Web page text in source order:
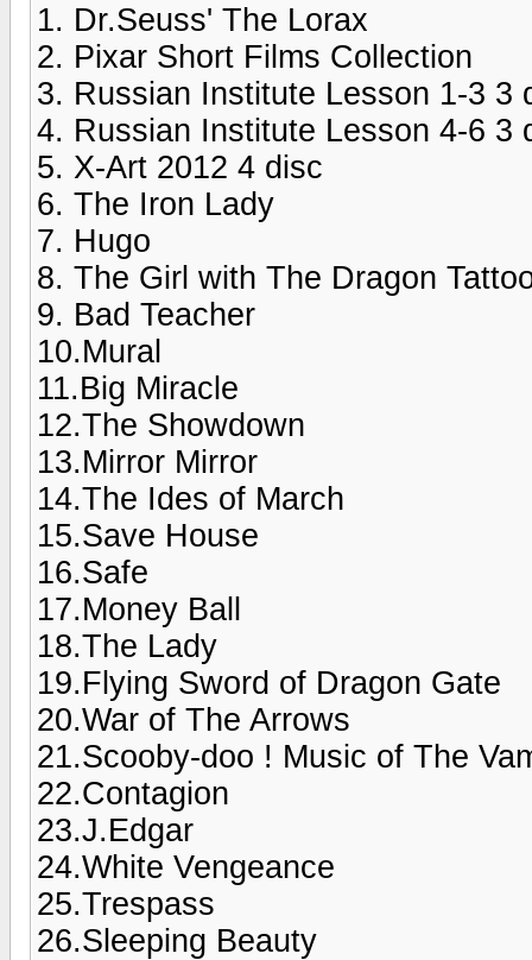
1. Dr.Seuss' The Lorax
2. Pixar Short Films Collection
3. Russian Institute Lesson 1-3 3
4. Russian Institute Lesson 4-6 3
5. X-Art 2012 4 disc
6. The Iron Lady
7. Hugo
8. The Girl with The Dragon
9. Bad Teacher
10.Mural
11.Big Miracle
12.The Showdown
13.Mirror Mirror
14.The Ides of March
15.Save House
16.Safe
17.Money Ball
18.The Lady
19.Flying Sword of Dragon Gate
20.War of The Arrows
21.Scooby-doo ! Music of The
22.Contagion
23.J.Edgar
24.White Vengeance
25.Trespass
26.Sleeping Beauty